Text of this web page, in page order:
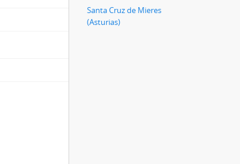
Santa Cruz de Mieres
(Asturias)